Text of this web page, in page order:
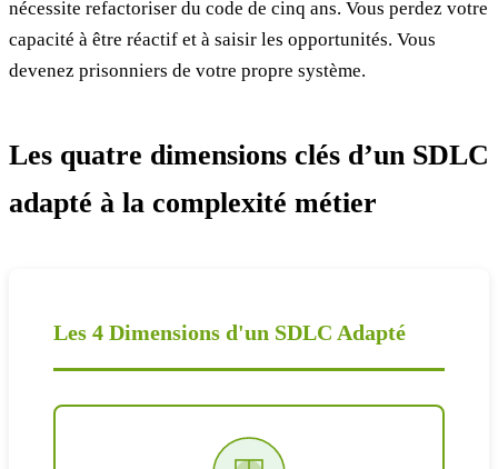
nécessite refactoriser du code de cinq ans. Vous perdez votre
capacité à être réactif et à saisir les opportunités. Vous
devenez prisonniers de votre propre système.
Les quatre dimensions clés d’un SDLC
adapté à la complexité métier
Les 4 Dimensions d'un SDLC Adapté